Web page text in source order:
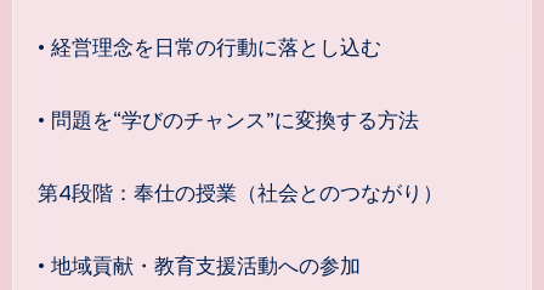
• 経営理念を日常の行動に落とし込む
• 問題を“学びのチャンス”に変換する方法
第4段階：奉仕の授業（社会とのつながり）
• 地域貢献・教育支援活動への参加